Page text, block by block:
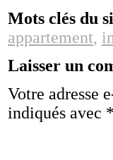
Mots clés du
appartement,
Laisser un
Votre adresse
indiqués avec *